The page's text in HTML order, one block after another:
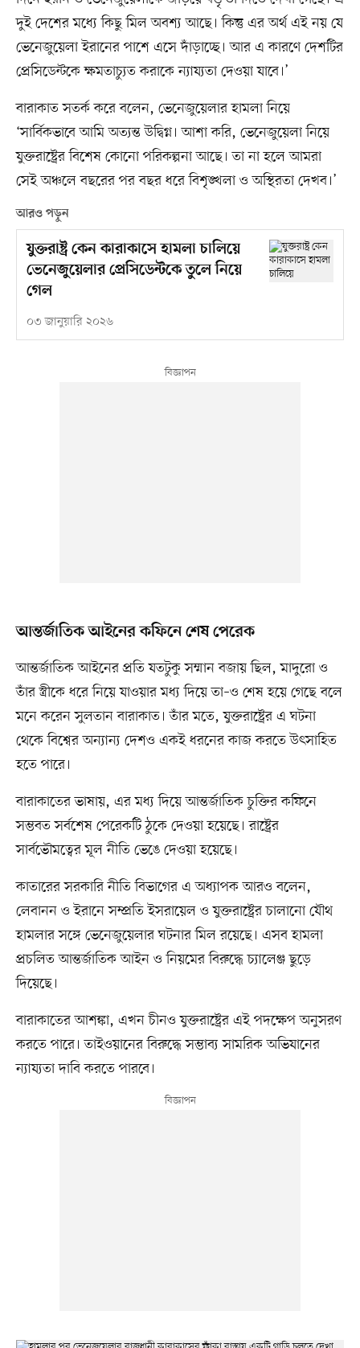
দুই দেশের মধ্যে কিছু মিল অবশ্য আছে। কিন্তু এর অর্থ এই নয় যে
ভেনেজুয়েলা ইরানের পাশে এসে দাঁড়াচ্ছে। আর এ কারণে দেশটির
প্রেসিডেন্টকে ক্ষমতাচ্যুত করাকে ন্যায্যতা দেওয়া যাবে।’
বারাকাত সতর্ক করে বলেন, ভেনেজুয়েলার হামলা নিয়ে
‘সার্বিকভাবে আমি অত্যন্ত উদ্বিগ্ন। আশা করি, ভেনেজুয়েলা নিয়ে
যুক্তরাষ্ট্রের বিশেষ কোনো পরিকল্পনা আছে। তা না হলে আমরা
সেই অঞ্চলে বছরের পর বছর ধরে বিশৃঙ্খলা ও অস্থিরতা দেখব।’
আরও পড়ুন
যুক্তরাষ্ট্র কেন কারাকাসে হামলা চালিয়ে
ভেনেজুয়েলার প্রেসিডেন্টকে তুলে নিয়ে
গেল
০৩ জানুয়ারি ২০২৬
আন্তর্জাতিক আইনের কফিনে শেষ পেরেক
আন্তর্জাতিক আইনের প্রতি যতটুকু সম্মান বজায় ছিল, মাদুরো ও
তাঁর স্ত্রীকে ধরে নিয়ে যাওয়ার মধ্য দিয়ে তা–ও শেষ হয়ে গেছে বলে
মনে করেন সুলতান বারাকাত। তাঁর মতে, যুক্তরাষ্ট্রের এ ঘটনা
থেকে বিশ্বের অন্যান্য দেশও একই ধরনের কাজ করতে উৎসাহিত
হতে পারে।
বারাকাতের ভাষায়, এর মধ্য দিয়ে আন্তর্জাতিক চুক্তির কফিনে
সম্ভবত সর্বশেষ পেরেকটি ঠুকে দেওয়া হয়েছে। রাষ্ট্রের
সার্বভৌমত্বের মূল নীতি ভেঙে দেওয়া হয়েছে।
কাতারের সরকারি নীতি বিভাগের এ অধ্যাপক আরও বলেন,
লেবানন ও ইরানে সম্প্রতি ইসরায়েল ও যুক্তরাষ্ট্রের চালানো যৌথ
হামলার সঙ্গে ভেনেজুয়েলার ঘটনার মিল রয়েছে। এসব হামলা
প্রচলিত আন্তর্জাতিক আইন ও নিয়মের বিরুদ্ধে চ্যালেঞ্জ ছুড়ে
দিয়েছে।
বারাকাতের আশঙ্কা, এখন চীনও যুক্তরাষ্ট্রের এই পদক্ষেপ অনুসরণ
করতে পারে। তাইওয়ানের বিরুদ্ধে সম্ভাব্য সামরিক অভিযানের
ন্যায্যতা দাবি করতে পারবে।